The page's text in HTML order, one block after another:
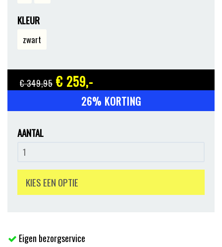
KLEUR
zwart
€ 349,95 € 259,-
26% KORTING
AANTAL
KIES EEN OPTIE
Eigen bezorgservice